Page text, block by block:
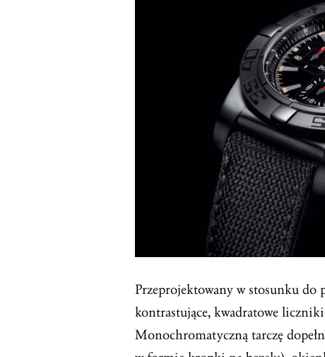
Przeprojektowany w stosunku do
kontrastujące, kwadratowe
Monochromatyczną tarczę